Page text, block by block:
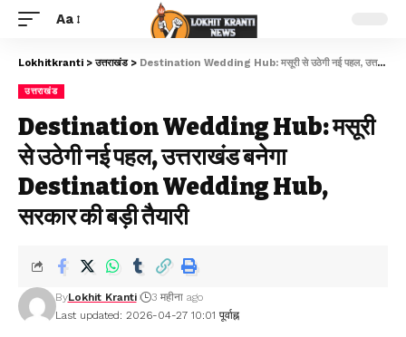
Aa
Lokhitkranti >उत्तराखंड> Destination Wedding Hub: मसूरी से उठेगी नई पहल, उत्तराखंड बनेगा Destination Wedding Hub, सरकार की बड़ी तैयारी
उत्तराखंड
Destination Wedding Hub: मसूरी
से उठेगी नई पहल, उत्तराखंड बनेगा
Destination Wedding Hub,
सरकार की बड़ी तैयारी
Last updated: 2026-04-27 10:01 पूर्वाह्न
ByLokhit Kranti 3 महीना ago